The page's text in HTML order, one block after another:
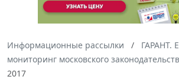
Информационные рассылки
ГАРАНТ.
мониторинг московского
2017